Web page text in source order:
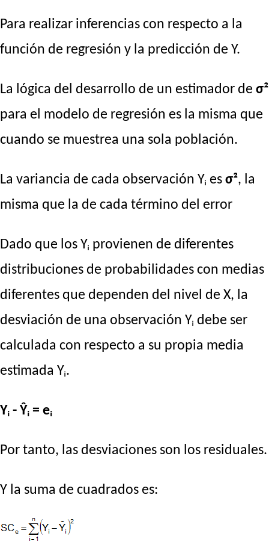
Para realizar inferencias con respecto a la
función de regresión y la predicción de Y.
La lógica del desarrollo de un estimador de σ²
para el modelo de regresión es la misma que
cuando se muestrea una sola población.
La variancia de cada observación Yᵢ es σ², la
misma que la de cada término del error
Dado que los Yᵢ provienen de diferentes
distribuciones de probabilidades con medias
diferentes que dependen del nivel de X, la
desviación de una observación Yᵢ debe ser
calculada con respecto a su propia media
estimada Yᵢ.
Yᵢ - Ŷᵢ = eᵢ
Por tanto, las desviaciones son los residuales.
Y la suma de cuadrados es: